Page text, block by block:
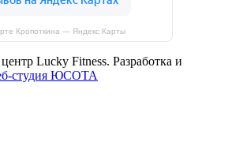
Кропоткина — Яндекс Карты
Lucky Fitness. Разработка и
студия ЮСОТА